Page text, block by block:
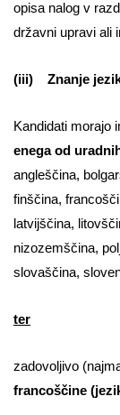
opisa nalog v
državni upravi ali
(iii) Znanje
Kandidati morajo
enega od
angleščina,
finščina,
latvijščina,
nizozemščina,
slovaščina,
ter
zadovoljivo
francoščine